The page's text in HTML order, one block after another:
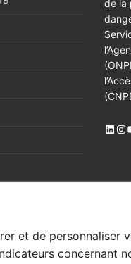
et de personnaliser
concernant
de la